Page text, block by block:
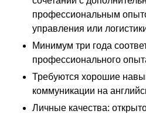
профессиональным
управления или
Минимум три года
профессионального
Требуются хорошие
коммуникации на
Личные качества: